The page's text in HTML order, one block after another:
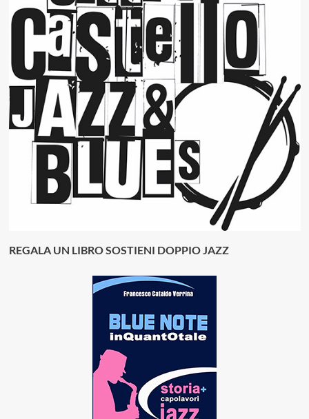
REGALA UN LIBRO SOSTIENI DOPPIO JAZZ